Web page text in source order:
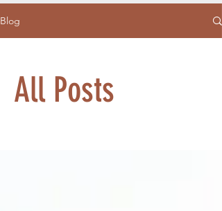
Blog
All Posts